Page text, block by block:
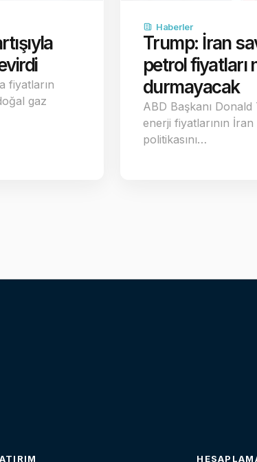
fiyatların
gaz
Haberler
Trump: İran
petrol fiyatları
durmayacak
ABD Başkanı
enerji fiyatlarının
politikasını…